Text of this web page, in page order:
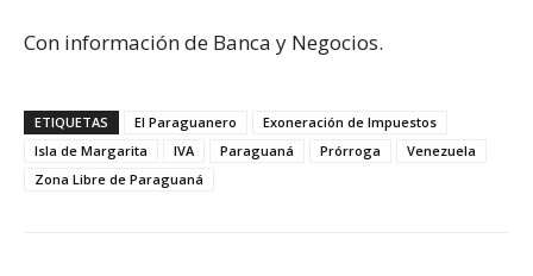
Con información de Banca y Negocios.
ETIQUETAS El Paraguanero
Exoneración de Impuestos
Isla de Margarita
IVA Paraguaná Prórroga
Venezuela
Zona Libre de Paraguaná